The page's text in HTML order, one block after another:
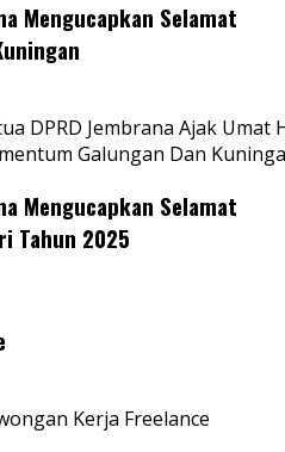
Mengucapkan Selamat
DPRD Jembrana Ajak
Galungan Dan
Mengucapkan Selamat
Tahun 2025
Kerja Freelance